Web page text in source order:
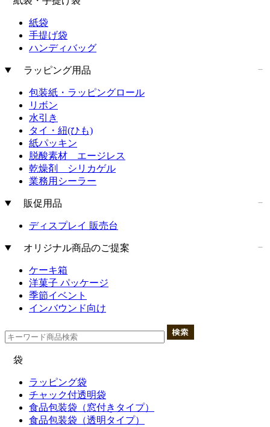
紙袋
手提げ袋
ハンディバッグ
ラッピング用品
包装紙・ラッピングロール
リボン
水引き
タイ・紐(ひも)
紙パッキン
脱酸素材 エージレス
乾燥剤 シリカゲル
業務用シーラー
販促用品
ディスプレイ 販売台
オリジナル商品のご提案
ケーキ箱
洋菓子 パッケージ
季節イベント
インバウンド向け
袋
ラッピング袋
チャック付透明袋
食品包装袋（窓付きタイプ）
食品包装袋（透明タイプ）